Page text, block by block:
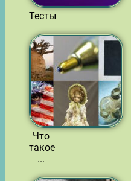
Тесты
Что
такое
...